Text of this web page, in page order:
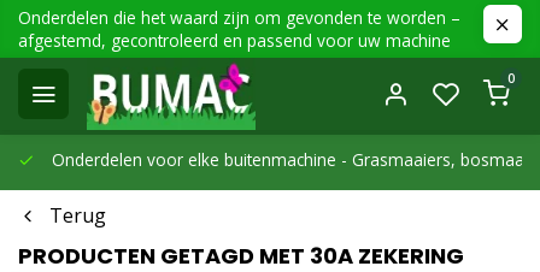
Onderdelen die het waard zijn om gevonden te worden –
afgestemd, gecontroleerd en passend voor uw machine
0
Onderdelen voor elke buitenmachine - Grasmaaiers,
Terug
PRODUCTEN GETAGD MET 30A ZEKERING